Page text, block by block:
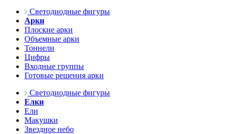
Светодиодные фигуры
Арки
Плоские арки
Объемные арки
Тоннели
Цифры
Входные группы
Готовые решения арки
Светодиодные фигуры
Елки
Ели
Макушки
Звездное небо